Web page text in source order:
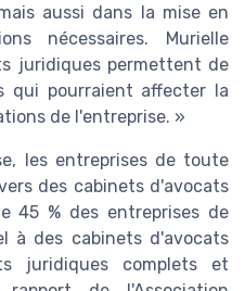
aussi dans la mise en
nécessaires. Murielle
juridiques permettent de
qui pourraient affecter la
de l'entreprise. »
les entreprises de toute
des cabinets d'avocats
45 % des entreprises de
à des cabinets d'avocats
juridiques complets et